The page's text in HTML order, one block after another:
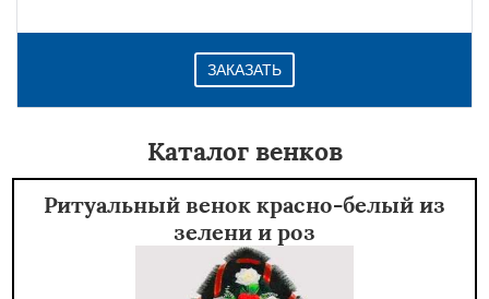
ЗАКАЗАТЬ
Каталог венков
Ритуальный венок красно-белый из
зелени и роз